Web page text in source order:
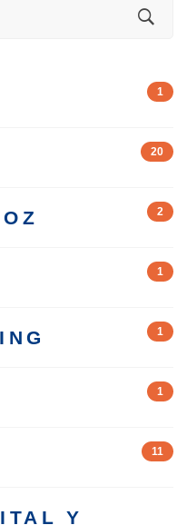
1
20
2
1
1
1
11
Y